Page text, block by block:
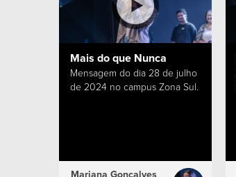
Mais do que Nunca
Mensagem do dia 28 de julho
de 2024 no campus Zona Sul.